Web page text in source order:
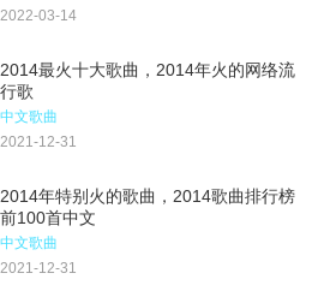
2022-03-14
2014最火十大歌曲，2014年火的网络流
行歌
中文歌曲
2021-12-31
2014年特别火的歌曲，2014歌曲排行榜
前100首中文
中文歌曲
2021-12-31